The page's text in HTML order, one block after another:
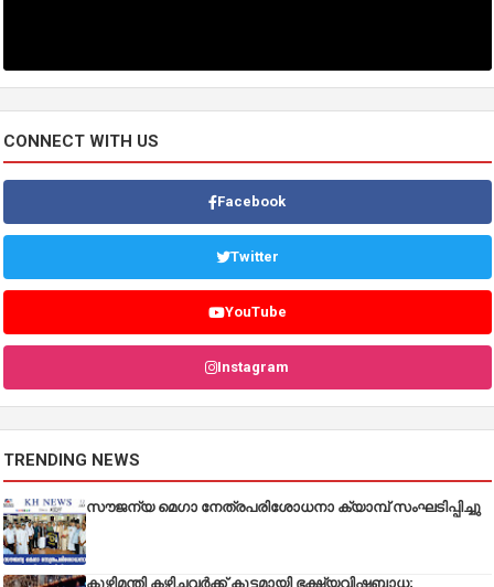
CONNECT WITH US
Facebook
Twitter
YouTube
Instagram
TRENDING NEWS
സൗജന്യ മെഗാ നേത്രപരിശോധനാ ക്യാമ്പ് സംഘടിപ്പിച്ചു
കുഴിമന്തി കഴിച്ചവർക്ക് കൂട്ടമായി ഭക്ഷ്യവിഷബാധ;